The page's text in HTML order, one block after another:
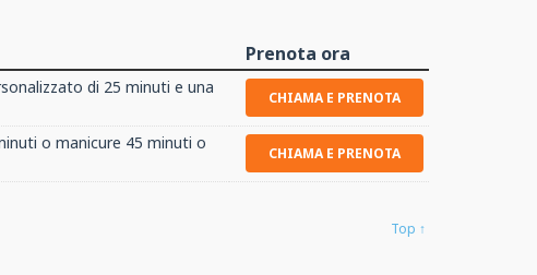
Prenota ora
di 25 minuti e una
CHIAMA E PRENOTA
o manicure 45 minuti o
CHIAMA E PRENOTA
Top ↑